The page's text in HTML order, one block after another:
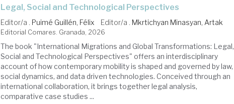
Legal, Social and Technological Perspectives
Editor/a . Puimé Guillén, Félix Editor/a . Mkrtichyan Minasyan, Artak
Editorial Comares. Granada, 2026
The book "International Migrations and Global Transformations: Legal,
Social and Technological Perspectives" offers an interdisciplinary
account of how contemporary mobility is shaped and governed by law,
social dynamics, and data driven technologies. Conceived through an
international collaboration, it brings together legal analysis,
comparative case studies ...